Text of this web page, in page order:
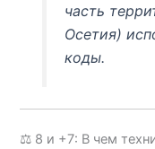
часть
Осетия)
коды.
⚖️ 8 и +7: В чем